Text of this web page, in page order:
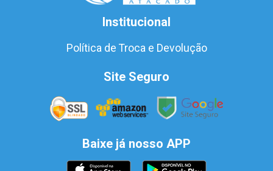
Institucional
Política de Troca e Devolução
Site Seguro
Baixe já nosso APP